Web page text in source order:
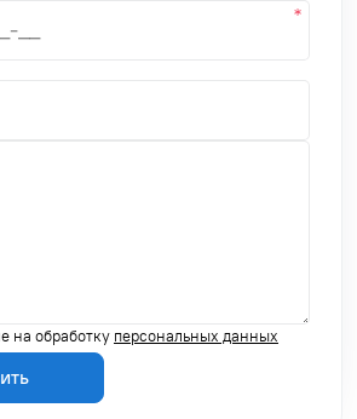
на обработку персональных данных